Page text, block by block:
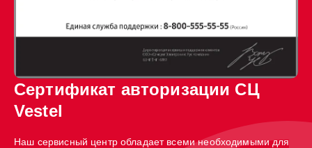
Сертификат авторизации СЦ
Vestel
Наш сервисный центр обладает всеми необходимыми для